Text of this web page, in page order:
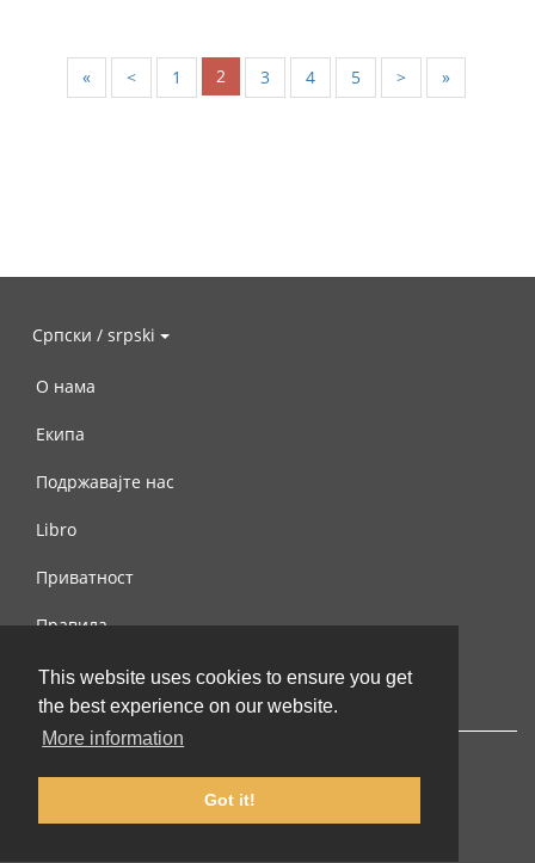
This website uses cookies to ensure you get
the best experience on our website.
More information
Got it!
« < 1 2 3 4 5 > »
Српски / srpski
О нама
Екипа
Подржавајте нас
Libro
Приватност
Правила
Контактирајте нас
© 2002-2026 lernu.net |Impressum